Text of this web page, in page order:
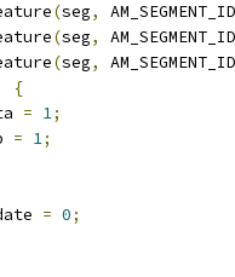
(seg,
(seg,
(seg,
{
= 1;
= 1;
= 0;